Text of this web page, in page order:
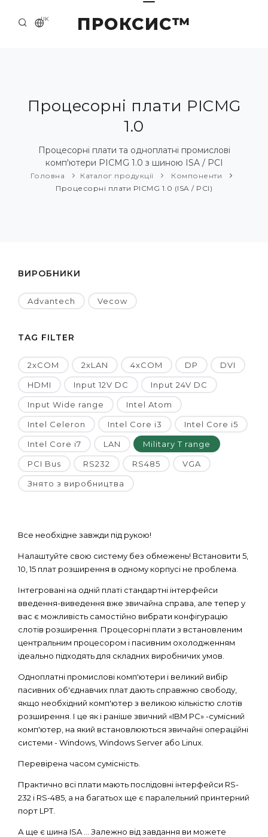
ПРОКСИС™
UK
ПРО НАС
ПРИКЛАДИ ТА РІШЕННЯ
КАТАЛОГ ПРОДУКЦІЇ
НОВИНИ
Процесорні плати PICMG
1.0
Процесорні плати та одноплатні промислові
комп'ютери PICMG 1.0 з шиною ISA / PCI
Головна Каталог продукції
Компоненти
Процесорні плати PICMG 1.0 (ISA / PCI)
ВИРОБНИКИ
Advantech Vecow
TAG FILTER
2xCOM 2xLAN 4xCOM DP DVI
HDMI Input 12V DC Input 24V DC
Input Wide range Intel Atom
Intel Celeron Intel Core i3 Intel Core i5
Intel Core i7 LAN Military T range
PCI Bus RS232 RS485 VGA
Знято з виробництва
Все необхідне завжди під рукою!
Налаштуйте свою систему без обмежень! Встановити 5,
10, 15 плат розширення в одному корпусі не проблема.
Інтегровані на одній платі стандартні інтерфейси
введення-виведення вже звичайна справа, але тепер у
вас є можливість самостійно вибрати конфігурацію
слотів розширення. Процесорні плати з встановленим
центральним процесором і пасивним охолодженням
ідеально підходять для складних виробничих умов.
Одноплатні промислові комп'ютери і великий вибір
пасивних об'єднавчих плат дають справжню свободу,
якщо необхідний комп'ютер з великою кількістю слотів
розширення. І це як і раніше звичний «IBM PC» -сумісний
комп'ютер, на який встановлюються звичайні операційні
системи - Windows, Windows Server або Linux.
Перевірена часом сумісність.
Практично всі плати мають послідовні інтерфейси RS-
232 і RS-485, а на багатьох ще є паралельний принтерний
порт LPT.
А ще є шина ISA ... Залежно від завдання ви можете